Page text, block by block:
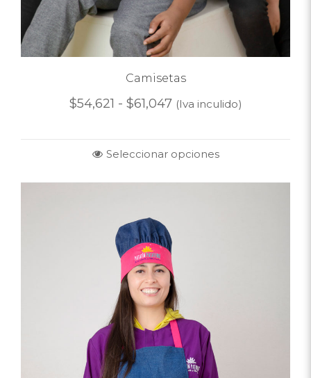
Camisetas
$54,621 - $61,047 (Iva inculido)
Seleccionar opciones